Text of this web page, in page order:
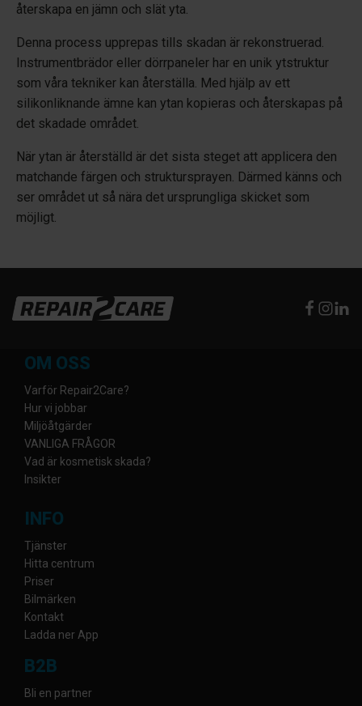
återskapa en jämn och slät yta.
Denna process upprepas tills skadan är rekonstruerad.
Instrumentbrädor eller dörrpaneler har en unik ytstruktur
som våra tekniker kan återställa. Med hjälp av ett
silikonliknande ämne kan ytan kopieras och återskapas på
det skadade området.
När ytan är återställd är det sista steget att applicera den
matchande färgen och struktursprayen. Därmed känns och
ser området ut så nära det ursprungliga skicket som
möjligt.
OM OSS
Varför Repair2Care?
Hur vi jobbar
Miljöåtgärder
VANLIGA FRÅGOR
Vad är kosmetisk skada?
Insikter
INFO
Tjänster
Hitta centrum
Priser
Bilmärken
Kontakt
Ladda ner App
B2B
Bli en partner